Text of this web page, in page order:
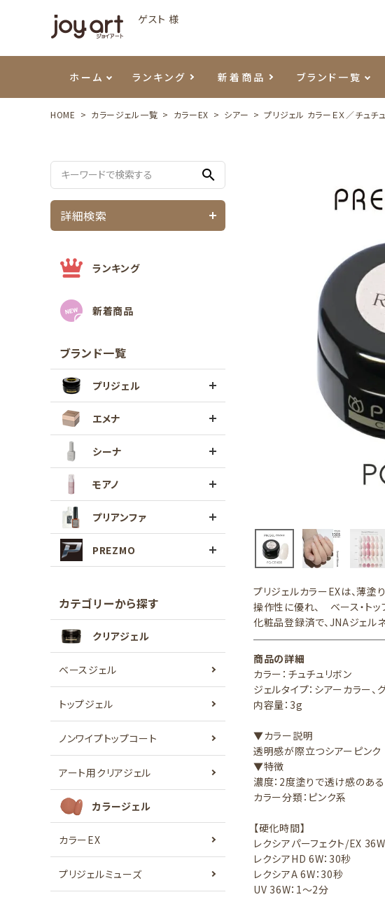
ゲスト 様
ホーム ランキング 新着商品 ブランド一覧
モアノ
ウェービージェル
マグネティジェル
フラッシュジェル シーナカラージェルポ
ネイルケア用品
ネイルマシン
メタルパーツ
HOME カラージェル一覧 カラーEX シアー プリジェル カラーＥＸ／チュチ
search
詳細検索
ランキング
新着商品
ブランド一覧
プリジェル
エメナ
シーナ
モアノ
プリアンファ
PREZMO
カテゴリーから探す
クリアジェル
ベースジェル
トップジェル
ノンワイプトップコート
アート用クリアジェル
カラージェル
カラーEX
プリジェルミューズ
プリジェルカラーEXは、薄塗
操作性に優れ、 ベース・トッ
化粧品登録済で、JNAジェル
商品の詳細
カラー：チュチュリボン
ジェルタイプ：シアーカラー、
内容量：3g
▼カラー説明
透明感が際立つシアーピンク
▼特徴
濃度：2度塗りで透け感のあ
カラー分類：ピンク系
【硬化時間】
レクシアパーフェクト/EX
レクシアHD 6W：30秒
レクシアA 6W：30秒
UV 36W：1～2分